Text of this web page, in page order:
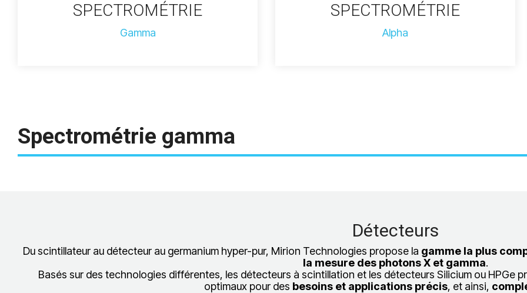
SPECTROMÉTRIE
Gamma
SPECTROMÉTRIE
Alpha
Spectrométrie gamma
Détecteurs
Du scintillateur au détecteur au germanium hyper-pur, Mirion Technologies propose la gamme la plus
la mesure des photons X et gamma.
Basés sur des technologies différentes, les détecteurs à scintillation et les détecteurs Silicium ou HPGe
optimaux pour des besoins et applications précis, et ainsi,